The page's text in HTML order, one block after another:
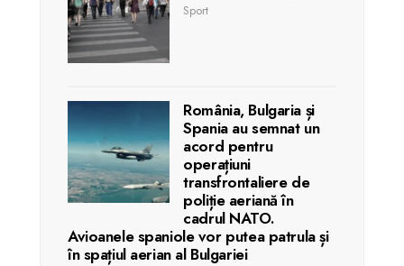
Sport
România, Bulgaria și
Spania au semnat un
acord pentru
operațiuni
transfrontaliere de
poliție aeriană în
cadrul NATO.
Avioanele spaniole vor putea patrula și
în spațiul aerian al Bulgariei